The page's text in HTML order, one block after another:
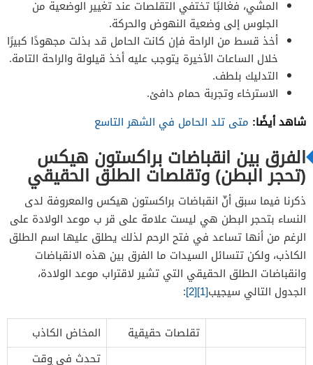
المشي، فغالبًا تختفي التقلصات عند تغيير الوضعية من
الجلوس إلى وضعية النهوض والحركة.
أخذ قسط من الراحة فإن كانت الحامل قد بذلت مجهودًا كبيرًا
خلال الساعات الأخيرة يتوجب عليه أخذ قيلولة والراحة التامة.
التدليك بلطف.
الاسترخاء وتجربة حمام دافئ.
شاهد أيضًا: متى تلد الحامل في الشهر التاسع
الفرق بين انقباضات براكستون هيكس
(تحجر البطن) وتقلصات الطلق الحقيقي
ذكرنا فيما سبق أنّ انقباضات براكستون هيكس والمعروفة لدى
النساء بتحجر البطن هي ليست علامة على قر ب موعد الولادة على
الرغم من أنها تساعد في فتح الرحم لذلك يطلق عليها اسم الطلق
الكاذب، ولكن تتسائل السيدات ما الفرق بين هذه الانقباضات
وانقباضات الطلق الحقيقي التي تشير لاقتراب موعد الولادة،
الجدول التالي سيجيب[1]
[2]
:
تقلصات حقيقية المخاض الكاذب
تحدث في وقت